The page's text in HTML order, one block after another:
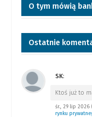
O tym mówią
Ostatnie
SK:
Ktoś już to
śr., 29 lip 2026
rynku